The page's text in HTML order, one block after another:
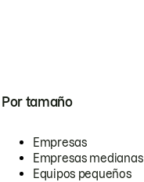
Por tamaño
Empresas
Empresas medianas
Equipos pequeños